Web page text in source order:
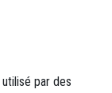
par des